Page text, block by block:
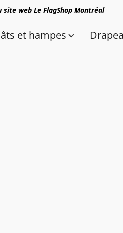
site web Le FlagShop Montréal
et hampes